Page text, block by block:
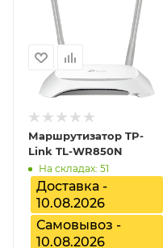
Маршрутизатор TP-
Link TL-WR850N
На складах: 51
Доставка -
10.08.2026
Самовывоз -
10.08.2026